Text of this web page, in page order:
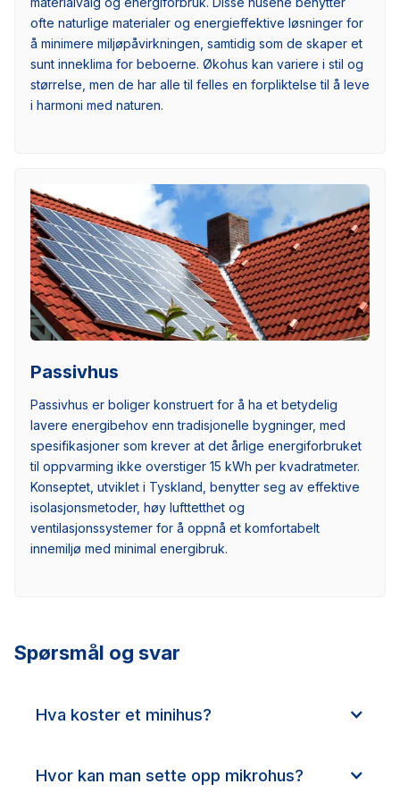
ofte naturlige materialer og energieffektive løsninger for
å minimere miljøpåvirkningen, samtidig som de skaper et
sunt inneklima for beboerne. Økohus kan variere i stil og
størrelse, men de har alle til felles en forpliktelse til å leve
i harmoni med naturen.
Passivhus
Passivhus er boliger konstruert for å ha et betydelig
lavere energibehov enn tradisjonelle bygninger, med
spesifikasjoner som krever at det årlige energiforbruket
til oppvarming ikke overstiger 15 kWh per kvadratmeter.
Konseptet, utviklet i Tyskland, benytter seg av effektive
isolasjonsmetoder, høy lufttetthet og
ventilasjonssystemer for å oppnå et komfortabelt
innemiljø med minimal energibruk.
Spørsmål og svar
Hva koster et minihus?
Hvor kan man sette opp mikrohus?